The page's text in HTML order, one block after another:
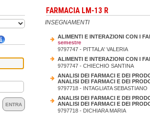
FARMACIA LM-13 R
INSEGNAMENTI
ALIMENTI E INTERAZIONI CON I
semestre
9797747 - PITTALA' VALERIA
ALIMENTI E INTERAZIONI CON I
9797747 - CHIECHIO SANTINA
ANALISI DEI FARMACI E DEI
ANALISI DEI FARMACI E DEI
9797718 - INTAGLIATA SEBASTIANO
ANALISI DEI FARMACI E DEI
ANALISI DEI FARMACI E DEI
9797718 - DICHIARA MARIA
ENTRA